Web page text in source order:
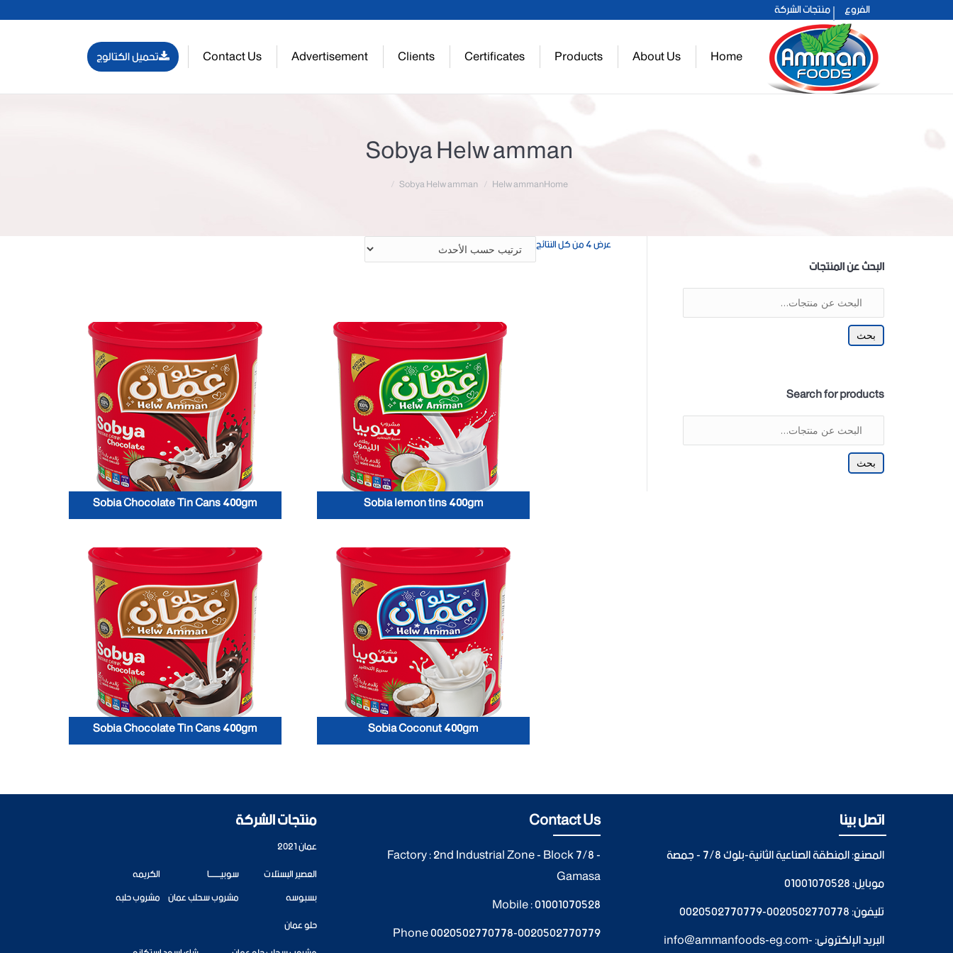
الفروع
عمان 2021
حلو عمان
منتجات الشركة
Home
About Us
Products
Certificates
Clients
Advertisement
Contact Us تحميل الكتالوج
Sobya Helw amman
Home
Helw amman
Sobya Helw amman
عرض ⁦4⁩ من كل النتائج تم
الفرز
Sobia Chocolate Tin Cans 400gm Sobia lemon tins 400gm
Sobia Chocolate Tin Cans 400gm Sobia Coconut 400gm
البحث عن المنتجات
بحث
Search for products
بحث
اتصل بينا
المصنع: المنطقة الصناعية الثانية-بلوك 7/8 - جمصة
موبايل:01001070528
تليفون:0020502770778
-
0020502770779
البريد الإلكترونى: info@ammanfoods-eg.com-
Contact Us
Factory : 2nd Industrial Zone - Block 7/8 -
Gamasa
Mobile :01001070528
Phone0020502770778-0020502770779
منتجات الشركة
عمان 2021
العصير البستلات
سوبيــــــــا
الكريمه
بسبوسه
مشروب سحلب عمان مشروب حلبه
حلو عمان